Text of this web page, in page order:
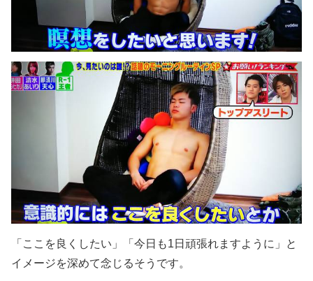
「ここを良くしたい」「今日も1日頑張れますように」と
イメージを深めて念じるそうです。